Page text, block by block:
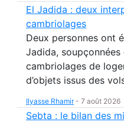
El Jadida : deux
cambriolages
Deux personnes ont
Jadida, soupçonnées
cambriolages de
d’objets issus des
Ilyasse Rhamir- 7 août 2026
Sebta : le bilan des